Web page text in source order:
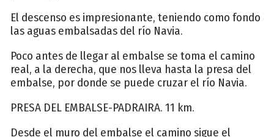
El descenso es impresionante, teniendo como fondo
las aguas embalsadas del río Navia.
Poco antes de llegar al embalse se toma el camino
real, a la derecha, que nos lleva hasta la presa del
embalse, por donde se puede cruzar el río Navia.
PRESA DEL EMBALSE-PADRAIRA. 11 km.
Desde el muro del embalse el camino sigue el